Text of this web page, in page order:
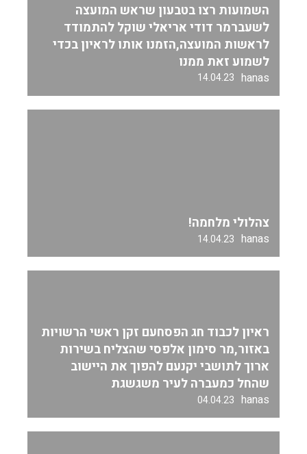
השמועות רצו בטבעון שראש המועצה
לשעברמר דודי אריאלי שוקל להתמודד
לראשות המועצה,הזמנו אותו לראיון בכדי
לשמוע זאת ממנו
hanas
14.04.23
צהלולי מלחמה!
hanas
14.04.23
ראיון לכבוד חג הפסחעם זקן ראשי הרשויות
באזור,מר סימון אלפסי שהצליח בשירות
ארוך לתושבי יקנעם להפוך את היישוב
שהחל כמעברה לעיר משגשגת
hanas
04.04.23